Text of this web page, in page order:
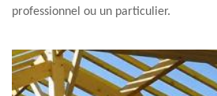
professionnel ou un particulier.